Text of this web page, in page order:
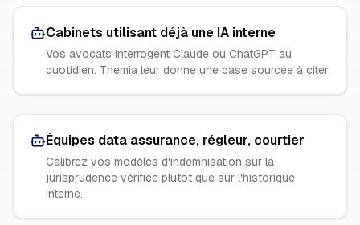
Cabinets utilisant déjà une IA interne
Vos avocats interrogent Claude ou ChatGPT au
quotidien. Themia leur donne une base sourcée à citer.
Équipes data assurance, régleur, courtier
Calibrez vos modèles d'indemnisation sur la
jurisprudence vérifiée plutôt que sur l'historique
interne.